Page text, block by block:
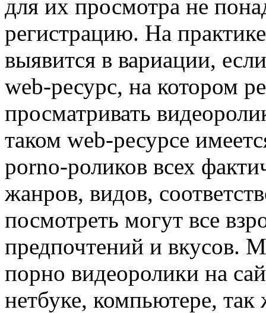
для их просмотра не
регистрацию. На
выявится в вариации,
web-ресурс, на котором
просматривать
таком web-ресурсе
porno-роликов всех
жанров, видов,
посмотреть могут все
предпочтений и вкусов.
порно видеоролики на
нетбуке, компьютере, так